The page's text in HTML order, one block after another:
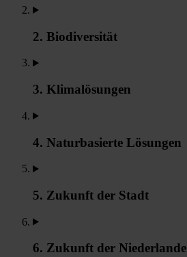
2. Biodiversität
3. Klimalösungen
4. Naturbasierte Lösungen
5. Zukunft der Stadt
6. Zukunft der Niederlande